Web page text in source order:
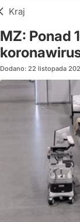
Kraj
MZ: Ponad
Dodano: 22 listopada